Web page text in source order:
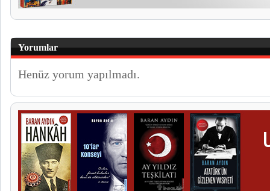
Yorumlar
Henüz yorum yapılmadı.